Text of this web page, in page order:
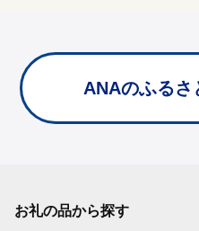
ANAのふるさ
お礼の品から探す